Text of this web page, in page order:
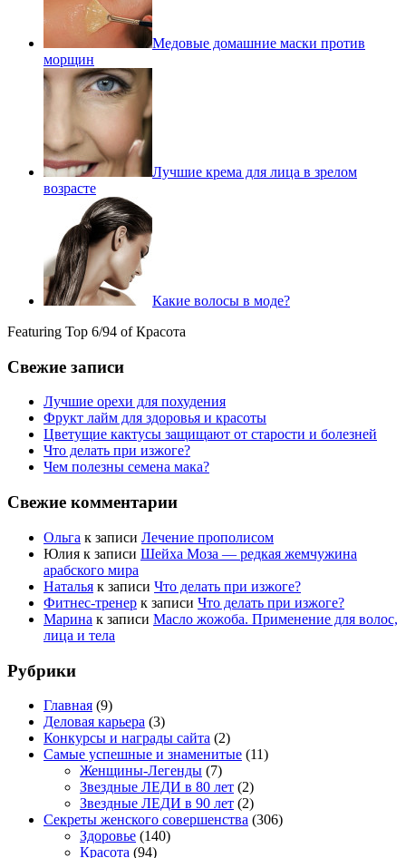
Медовые домашние маски против
морщин
Лучшие крема для лица в зрелом
возрасте
Какие волосы в моде?
Featuring Top 6/94 of Красота
Свежие записи
Лучшие орехи для похудения
Фрукт лайм для здоровья и красоты
Цветущие кактусы защищают от старости и болезней
Что делать при изжоге?
Чем полезны семена мака?
Свежие комментарии
Ольга к записи Лечение прополисом
Юлия к записи Шейха Моза — редкая жемчужина
арабского мира
Наталья к записи Что делать при изжоге?
Фитнес-тренер к записи Что делать при изжоге?
Марина к записи Масло жожоба. Применение для волос,
лица и тела
Рубрики
Главная (9)
Деловая карьера (3)
Конкурсы и награды сайта (2)
Самые успешные и знаменитые (11)
Женщины-Легенды (7)
Звездные ЛЕДИ в 80 лет (2)
Звездные ЛЕДИ в 90 лет (2)
Секреты женского совершенства (306)
Здоровье (140)
Красота (94)